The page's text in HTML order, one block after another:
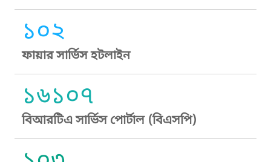
১০২
ফায়ার সার্ভিস হটলাইন
১৬১০৭
বিআরটিএ সার্ভিস পোর্টাল (বিএসপি)